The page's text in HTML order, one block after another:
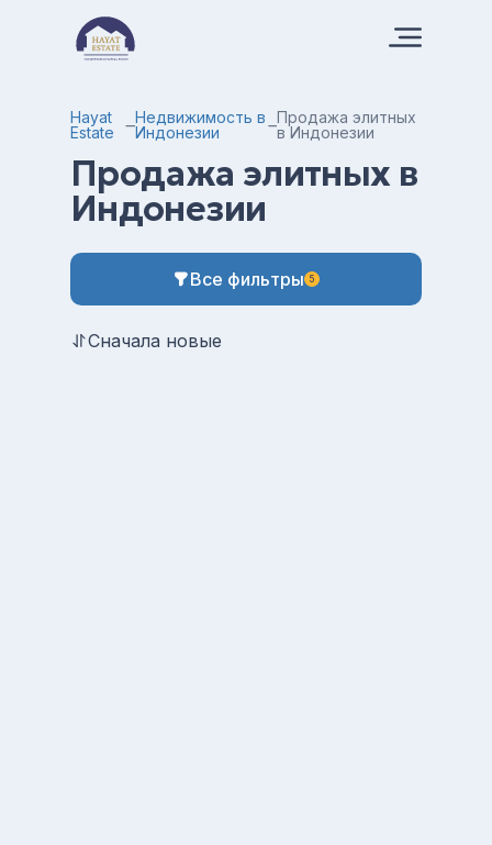
Hayat
Estate
Недвижимость в
Индонезии
Продажа элитных
в Индонезии
Продажа элитных в
Индонезии
Все фильтры 5
Сначала новые